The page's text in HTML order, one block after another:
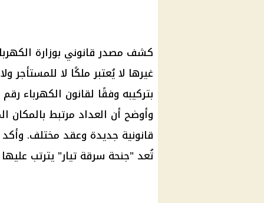
كشف مصدر قانوني بوزارة
غيرها لا يُعتبر ملكًا لا
بتركيبه وفقًا لقانون الكهرباء رقم 86 لسنة 2015.
وأوضح أن العداد مرتبط بالمكان
قانونية جديدة وعقد مختلف.
تُعد "جنحة سرقة تيار" يترتب